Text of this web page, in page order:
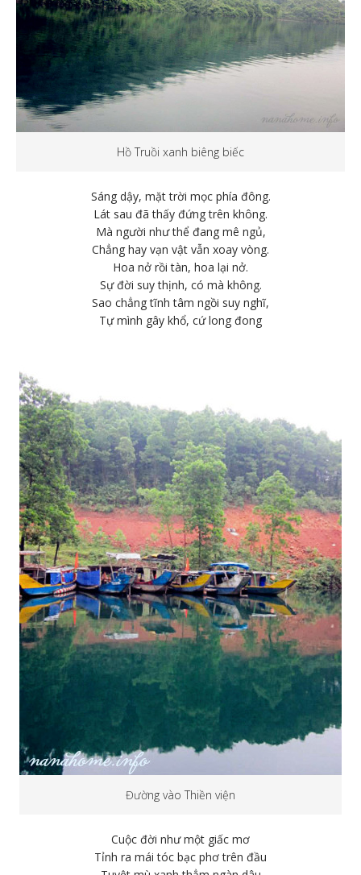
Hồ Truồi xanh biêng biếc
Sáng dậy, mặt trời mọc phía đông.
Lát sau đã thấy đứng trên không.
Mà người như thể đang mê ngủ,
Chẳng hay vạn vật vẫn xoay vòng.
Hoa nở rồi tàn, hoa lại nở.
Sự đời suy thịnh, có mà không.
Sao chẳng tĩnh tâm ngồi suy nghĩ,
Tự mình gây khổ, cứ long đong
Đường vào Thiền viện
Cuộc đời như một giấc mơ
Tỉnh ra mái tóc bạc phơ trên đầu